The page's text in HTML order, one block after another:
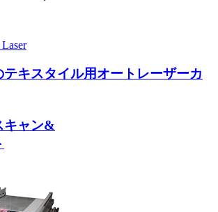
キスタイル用オートレーザーカ
キャン&